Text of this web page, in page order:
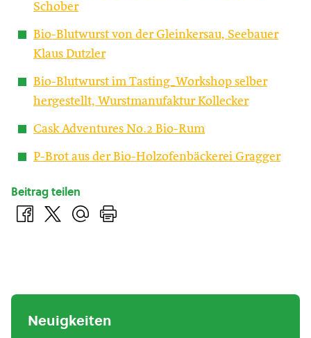
Schober
Bio-Blutwurst von der Gleinkersau, Seebauer
Klaus Dutzler
Bio-Blutwurst im Tasting_Workshop selber
hergestellt, Wurstmanufaktur Kollecker
Cask Adventures No.2 Bio-Rum
P-Brot aus der Bio-Holzofenbäckerei Gragger
Beitrag teilen
Neuigkeiten